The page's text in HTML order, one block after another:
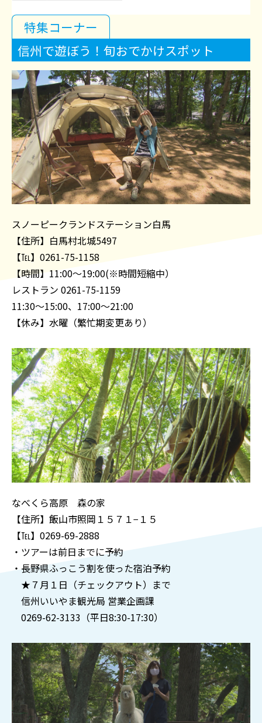
特集コーナー
信州で遊ぼう！旬おでかけスポット
スノーピークランドステーション白馬
【住所】白馬村北城5497
【℡】0261-75-1158
【時間】11:00〜19:00(※時間短縮中）
レストラン 0261-75-1159
11:30～15:00、17:00～21:00
【休み】水曜（繁忙期変更あり）
なべくら高原 森の家
【住所】飯山市照岡１５７１−１５
【℡】0269-69-2888
・ツアーは前日までに予約
・長野県ふっこう割を使った宿泊予約
★７月１日（チェックアウト）まで
信州いいやま観光局 営業企画課
0269-62-3133（平日8:30-17:30）